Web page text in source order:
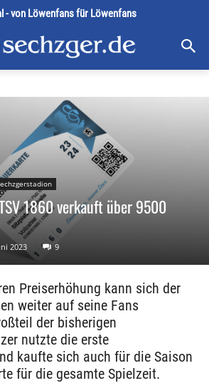
- von Löwenfans für Löwenfans
1860 verkauft über 9500
2023 9
Preiserhöhung kann sich der
weiter auf seine Fans
der bisherigen
nutzte die erste
kaufte sich auch für die Saison
für die gesamte Spielzeit.